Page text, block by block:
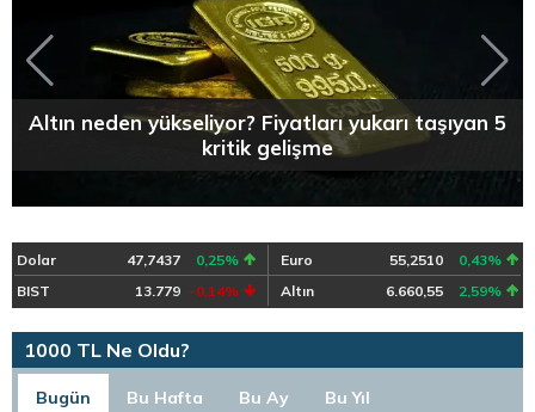
Altın neden yükseliyor? Fiyatları yukarı taşıyan 5
kritik gelişme
Dolar 47,7437 0,25% Euro 55,2510
0,43%
BIST
13.779 -0,14% Altın 6.660,55 2,59%
1000 TL Ne Oldu?
Bugün Bu Hafta Bu Ay Bu Yıl